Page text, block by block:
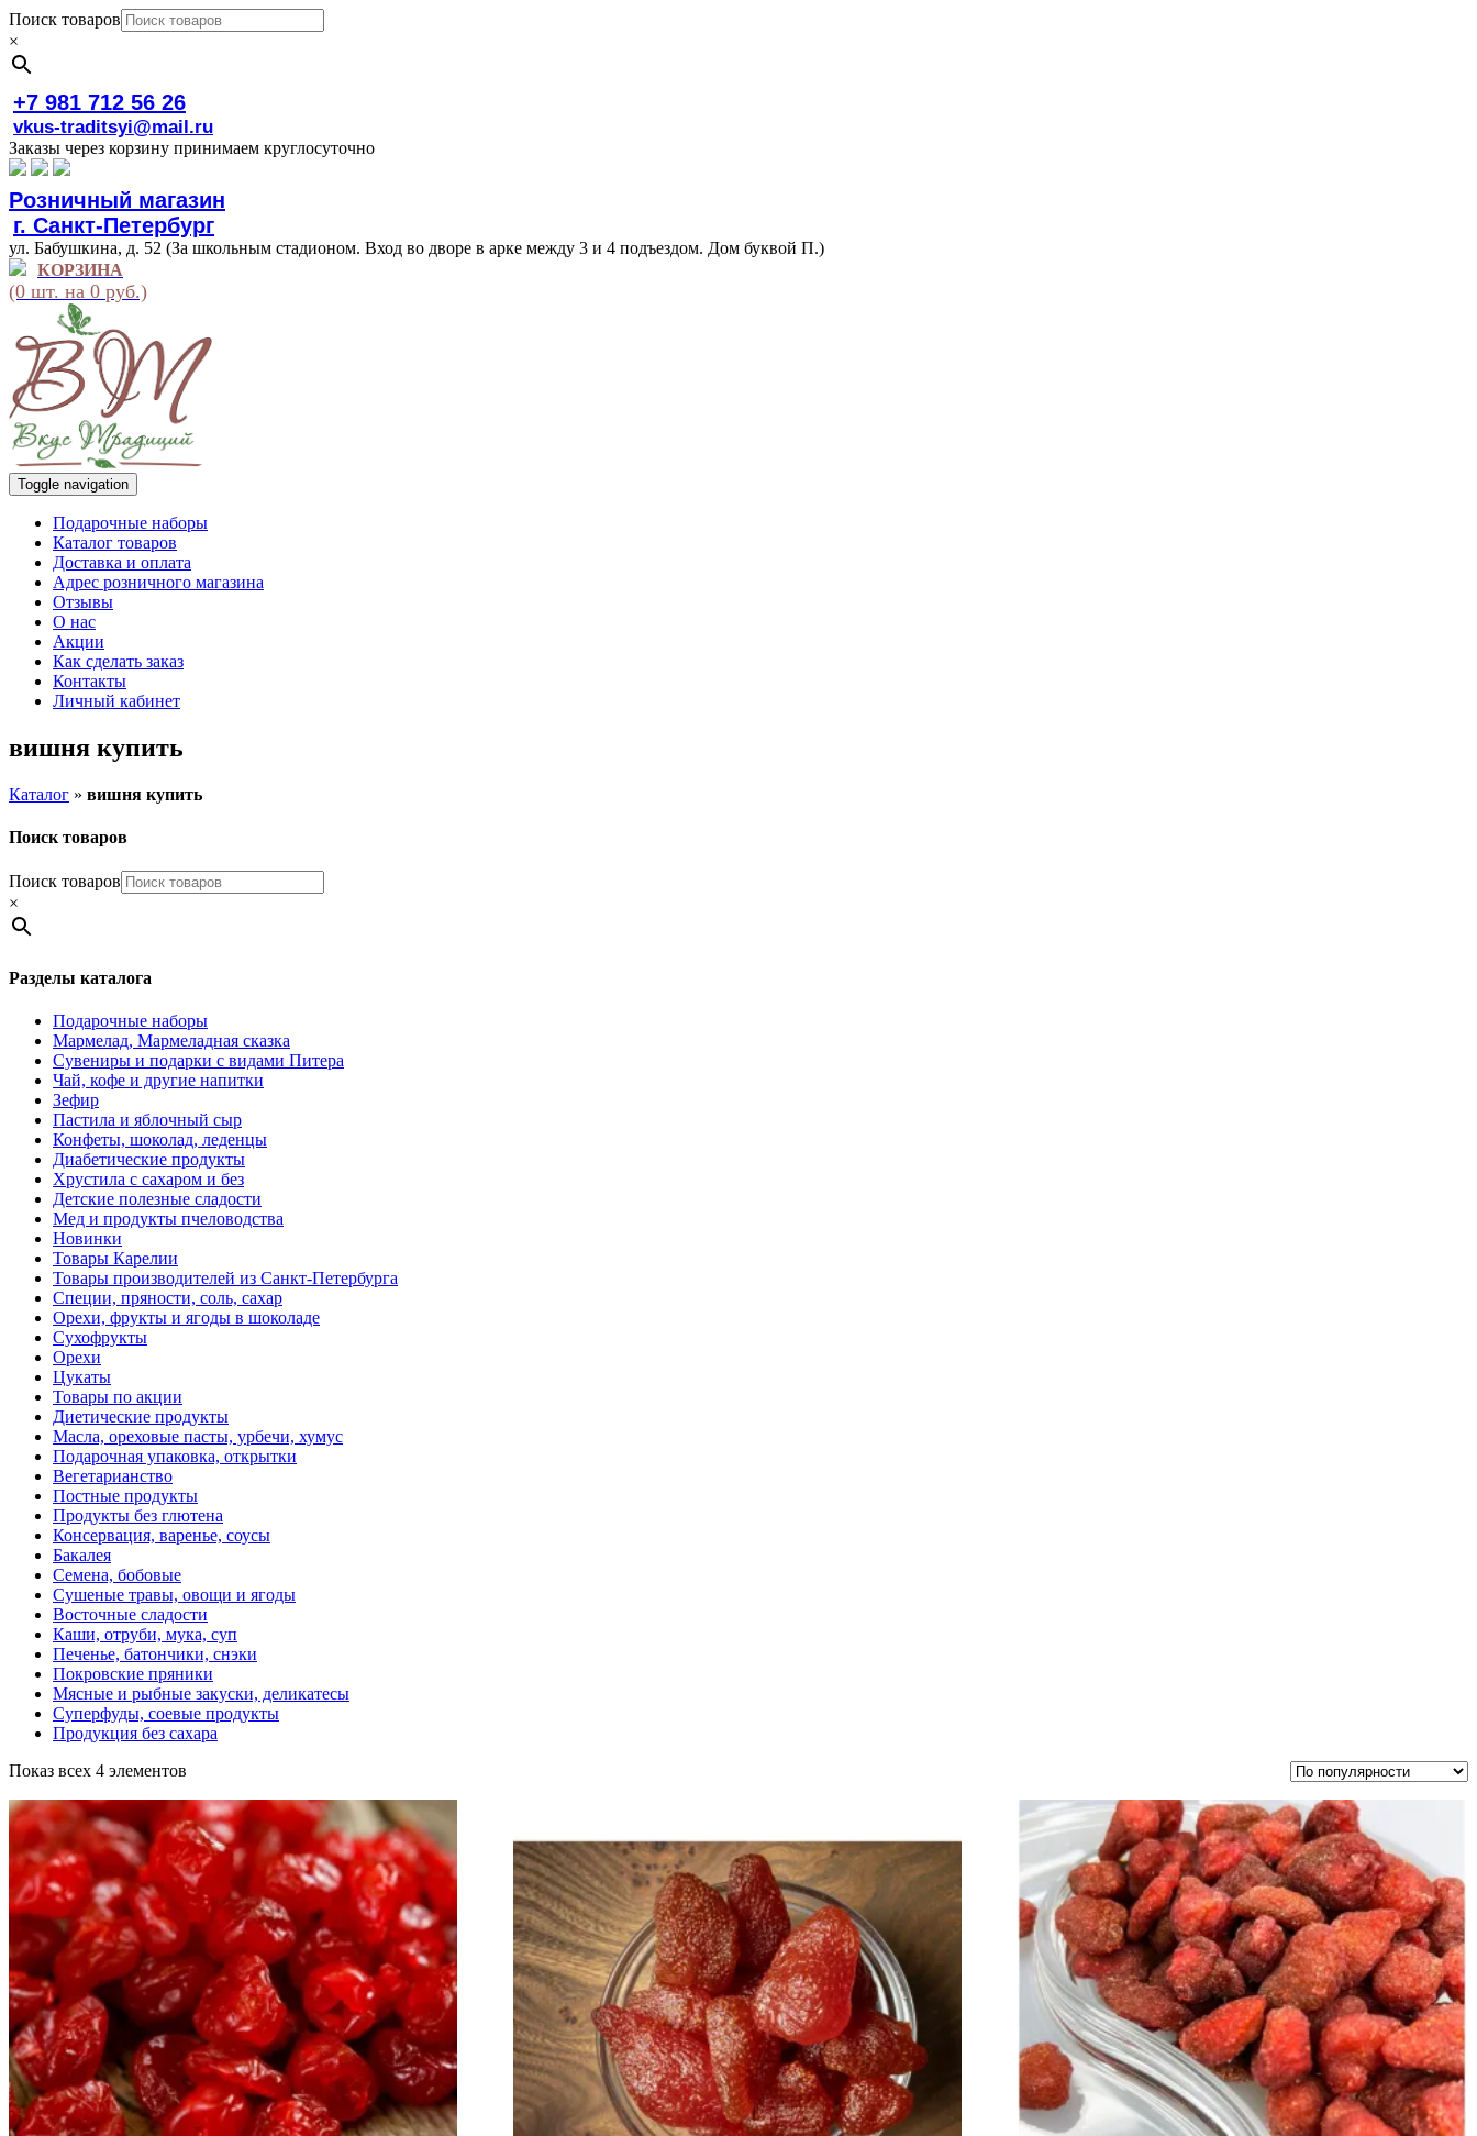
Поиск товаров
×
+7 981 712 56 26
vkus-traditsyi@mail.ru
Заказы через корзину принимаем круглосуточно
Розничный магазин
г. Санкт-Петербург
ул. Бабушкина, д. 52 (За школьным стадионом. Вход во дворе в арке между 3 и 4 подъездом. Дом буквой П.)
КОРЗИНА
(0 шт. на 0 руб.)
Toggle navigation
Подарочные наборы
Каталог товаров
Доставка и оплата
Адрес розничного магазина
Отзывы
О нас
Акции
Как сделать заказ
Контакты
Личный кабинет
вишня купить
Каталог » вишня купить
Поиск товаров
Поиск товаров
×
Разделы каталога
Подарочные наборы
Мармелад, Мармеладная сказка
Сувениры и подарки с видами Питера
Чай, кофе и другие напитки
Зефир
Пастила и яблочный сыр
Конфеты, шоколад, леденцы
Диабетические продукты
Хрустила с сахаром и без
Детские полезные сладости
Мед и продукты пчеловодства
Новинки
Товары Карелии
Товары производителей из Санкт-Петербурга
Специи, пряности, соль, сахар
Орехи, фрукты и ягоды в шоколаде
Сухофрукты
Орехи
Цукаты
Товары по акции
Диетические продукты
Масла, ореховые пасты, урбечи, хумус
Подарочная упаковка, открытки
Вегетарианство
Постные продукты
Продукты без глютена
Консервация, варенье, соусы
Бакалея
Семена, бобовые
Сушеные травы, овощи и ягоды
Восточные сладости
Каши, отруби, мука, суп
Печенье, батончики, снэки
Покровские пряники
Мясные и рыбные закуски, деликатесы
Суперфуды, соевые продукты
Продукция без сахара
Показ всех 4 элементов